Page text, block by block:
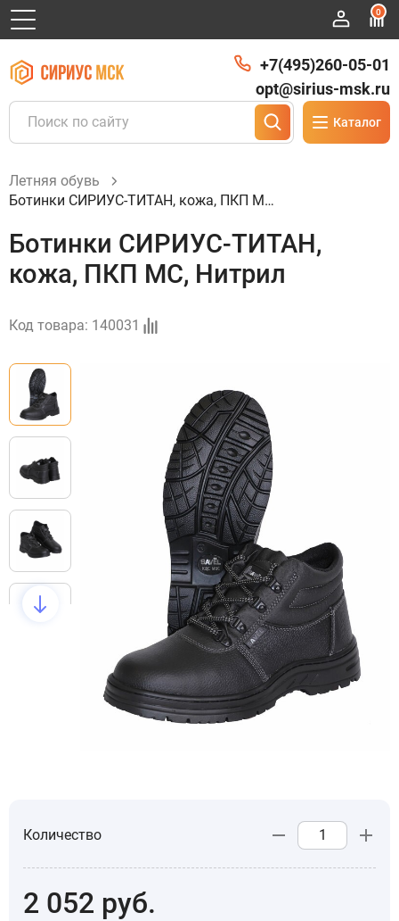
0
Каталог
+7(495)260-05-01
opt@sirius-msk.ru
Летняя обувь
Ботинки СИРИУС-ТИТАН, кожа, ПКП МС, Нитрил
Ботинки СИРИУС-ТИТАН,
кожа, ПКП МС, Нитрил
Код товара: 140031
Количество
2 052 руб.